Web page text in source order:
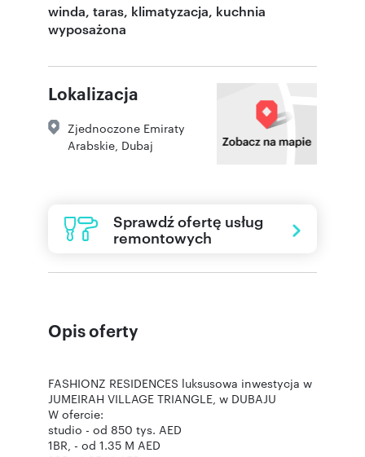
winda, taras, klimatyzacja, kuchnia
wyposażona
Lokalizacja
Zjednoczone Emiraty
Arabskie, Dubaj
Sprawdź ofertę usług
remontowych
Opis oferty
FASHIONZ RESIDENCES luksusowa inwestycja w
JUMEIRAH VILLAGE TRIANGLE, w DUBAJU
W ofercie:
studio - od 850 tys. AED
1BR, - od 1.35 M AED